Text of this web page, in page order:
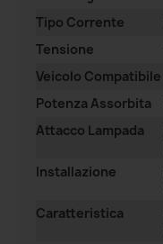
Tipo Corrente
Tensione
Veicolo Compatibile
Potenza Assorbita
Attacco Lampada
Installazione
Caratteristica